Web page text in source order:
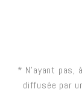
* N’ayant pas,
diffusée par